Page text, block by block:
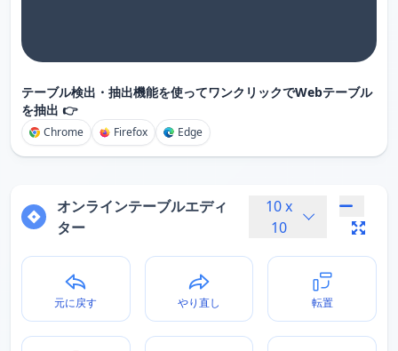
テーブル検出・抽出機能を使ってワンクリックでWebテーブル
を抽出 👉
Chrome Firefox Edge
オンラインテーブルエディ
ター
10x
10
元に戻す やり直し 転置